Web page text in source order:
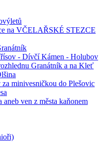
na VČELAŘSKÉ STEZCE
- Dívčí Kámen - Holubov
Granátník a na Kleť
minivesničkou do Plešovic
aneb ven z města kaňonem